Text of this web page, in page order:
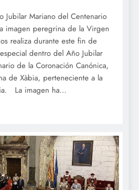
Jubilar Mariano del Centenario
imagen peregrina de la Virgen
realiza durante este fin de
dentro del Año Jubilar
de la Coronación Canónica,
de Xàbia, perteneciente a la
La imagen ha…